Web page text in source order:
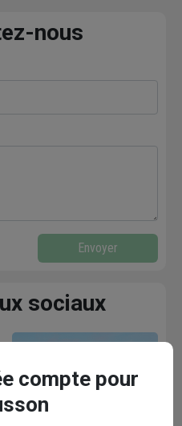
nous
Envoyer
sociaux
compte pour